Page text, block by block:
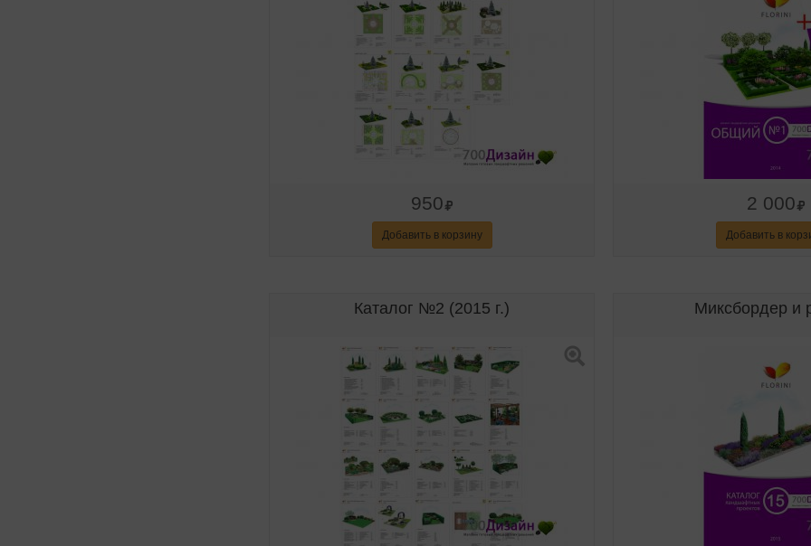
950
Добавить в корзину
2 000
Добавить в
Каталог №2 (2015 г.) Миксбордер и